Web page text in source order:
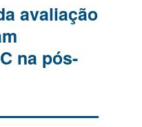
avaliação
na pós-